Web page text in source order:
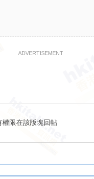
ADVERTISEMENT
限在該版塊回帖